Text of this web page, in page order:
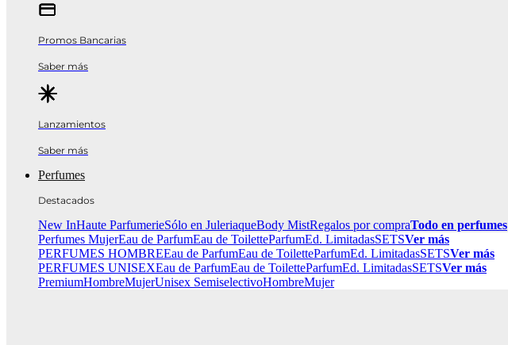
Promos Bancarias
Saber más
Lanzamientos
Saber más
Perfumes
Destacados
New InHaute ParfumerieSólo en JuleriaqueBody MistRegalos por compraTodo en perfumes
Perfumes MujerEau de ParfumEau de ToiletteParfumEd. LimitadasSETSVer más
PERFUMES HOMBREEau de ParfumEau de ToiletteParfumEd. LimitadasSETSVer más
PERFUMES UNISEXEau de ParfumEau de ToiletteParfumEd. LimitadasSETSVer más
PremiumHombreMujerUnisex SemiselectivoHombreMujer